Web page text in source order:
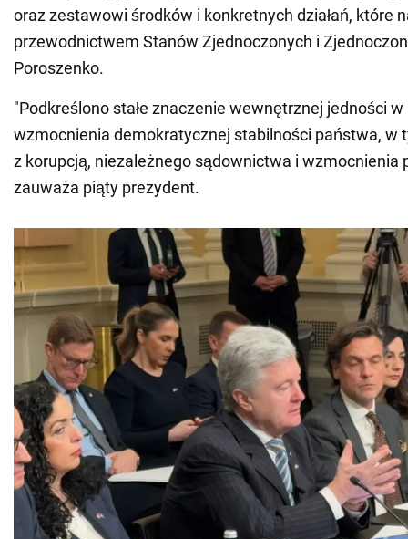
oraz zestawowi środków i konkretnych działań, które
przewodnictwem Stanów Zjednoczonych i
Poroszenko.
"Podkreślono stałe znaczenie wewnętrznej jedności w
wzmocnienia demokratycznej stabilności państwa, w
z korupcją, niezależnego sądownictwa i wzmocnienia
zauważa piąty prezydent.